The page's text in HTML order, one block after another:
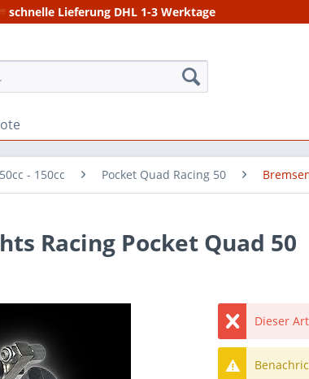
schnelle Lieferung DHL 1-3 Werktage
- 150cc Pocket Quad Racing 50
Racing Pocket Quad 50
Dieser